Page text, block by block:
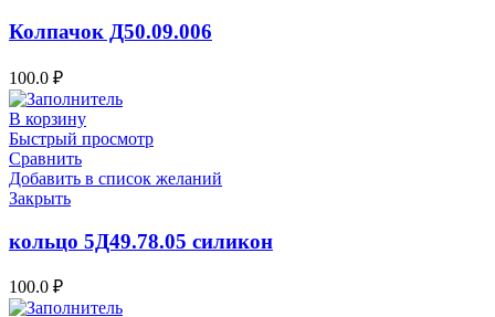
Колпачок Д50.09.006
100.0 ₽
В корзину
Быстрый просмотр
Сравнить
Добавить в список желаний
Закрыть
кольцо 5Д49.78.05 силикон
100.0 ₽